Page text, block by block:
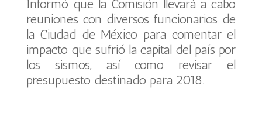
Informó que la Comisión llevará a cabo
reuniones con diversos funcionarios de
la Ciudad de México para comentar el
impacto que sufrió la capital del país por
los sismos, así como revisar el
presupuesto destinado para 2018.